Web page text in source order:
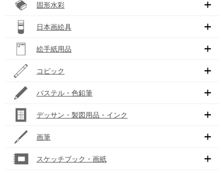
固形水彩
日本画絵具
絵手紙用品
コピック
パステル・色鉛筆
デッサン・製図用品・インク
画筆
スケッチブック・画紙